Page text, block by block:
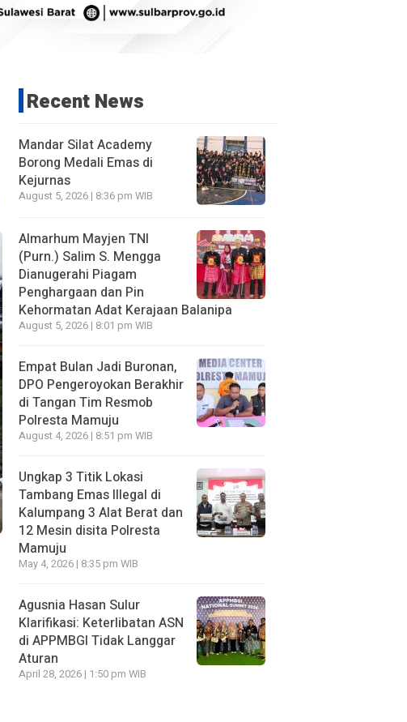
Recent News
Mandar Silat Academy
Borong Medali Emas di
Kejurnas
August 5, 2026 | 8:36 pm WIB
Almarhum Mayjen TNI
(Purn.) Salim S. Mengga
Dianugerahi Piagam
Penghargaan dan Pin
Kehormatan Adat Kerajaan Balanipa
August 5, 2026 | 8:01 pm WIB
Empat Bulan Jadi Buronan,
DPO Pengeroyokan Berakhir
di Tangan Tim Resmob
Polresta Mamuju
August 4, 2026 | 8:51 pm WIB
Ungkap 3 Titik Lokasi
Tambang Emas Illegal di
Kalumpang 3 Alat Berat dan
12 Mesin disita Polresta
Mamuju
May 4, 2026 | 8:35 pm WIB
Agusnia Hasan Sulur
Klarifikasi: Keterlibatan ASN
di APPMBGI Tidak Langgar
Aturan
April 28, 2026 | 1:50 pm WIB